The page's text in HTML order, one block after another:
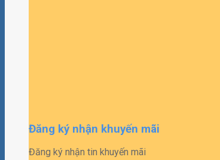
Đăng ký nhận khuyến mãi
Đăng ký nhận tin khuyến mãi